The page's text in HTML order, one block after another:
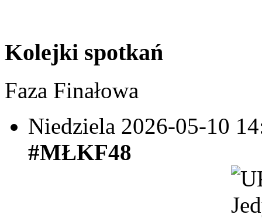
Kolejki spotkań
Faza Finałowa
Niedziela 2026-05-10
#MŁKF48